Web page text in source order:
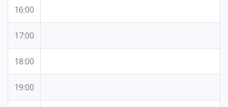
16:00
17:00
18:00
19:00